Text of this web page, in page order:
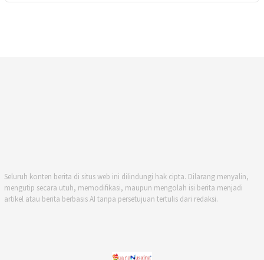
Seluruh konten berita di situs web ini dilindungi hak cipta. Dilarang menyalin,
mengutip secara utuh, memodifikasi, maupun mengolah isi berita menjadi
artikel atau berita berbasis AI tanpa persetujuan tertulis dari redaksi.